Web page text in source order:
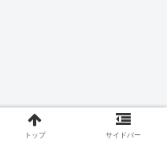
トップ サイドバー